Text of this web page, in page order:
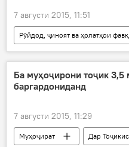
7 августи 2015, 11:51
Рӯйдод, ҷиноят ва ҳолатҳои
Дар Тоҷикистон
Дар
Ҳамаи хабарҳо
Амният ва мудофиа
Лаълмуҳаммад Аҳмадзай
Ба муҳоҷирони тоҷик
баргардониданд
7 августи 2015, 11:29
Муҳоҷират
Дар